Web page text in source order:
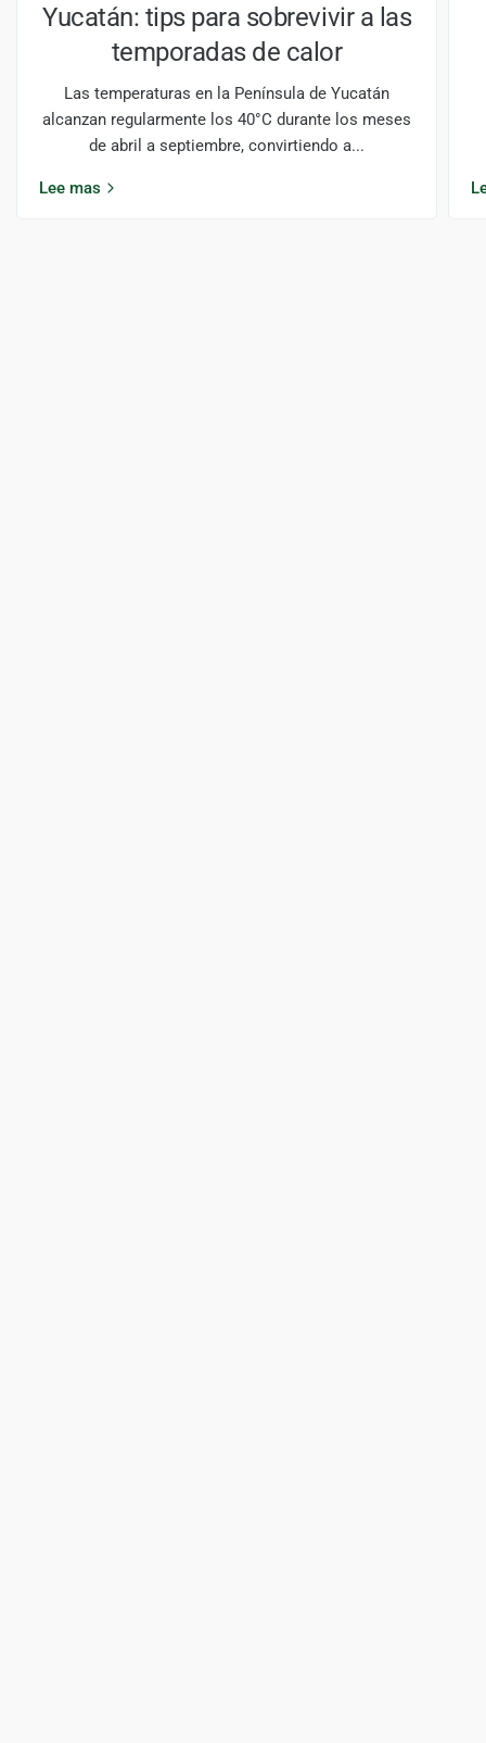
Yucatán: tips para sobrevivir a las
temporadas de calor
Las temperaturas en la Península de Yucatán
alcanzan regularmente los 40°C durante los meses
de abril a septiembre, convirtiendo a...
Lee mas